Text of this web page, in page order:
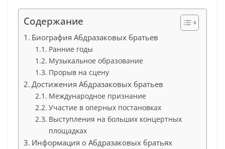
Содержание
Биография Абдразаковых братьев
Ранние годы
Музыкальное образование
Прорыв на сцену
Достижения Абдразаковых братьев
Международное признание
Участие в оперных постановках
Выступления на больших концертных
площадках
Информация о Абдразаковых братьях